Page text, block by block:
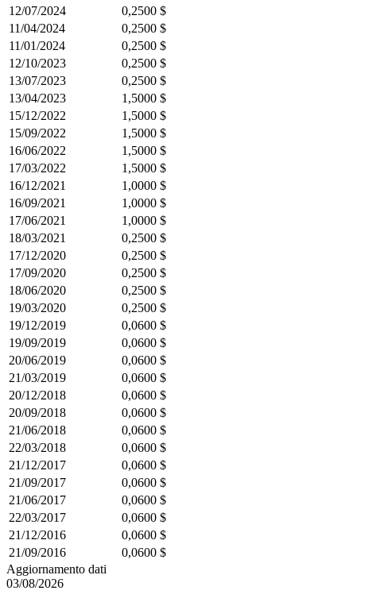
12/07/2024
0,2500 $
11/04/2024
0,2500 $
11/01/2024
0,2500 $
12/10/2023
0,2500 $
13/07/2023
0,2500 $
13/04/2023
1,5000 $
15/12/2022
1,5000 $
15/09/2022
1,5000 $
16/06/2022
1,5000 $
17/03/2022
1,5000 $
16/12/2021
1,0000 $
16/09/2021
1,0000 $
17/06/2021
1,0000 $
18/03/2021
0,2500 $
17/12/2020
0,2500 $
17/09/2020
0,2500 $
18/06/2020
0,2500 $
19/03/2020
0,2500 $
19/12/2019
0,0600 $
19/09/2019
0,0600 $
20/06/2019
0,0600 $
21/03/2019
0,0600 $
20/12/2018
0,0600 $
20/09/2018
0,0600 $
21/06/2018
0,0600 $
22/03/2018
0,0600 $
21/12/2017
0,0600 $
21/09/2017
0,0600 $
21/06/2017
0,0600 $
22/03/2017
0,0600 $
21/12/2016
0,0600 $
21/09/2016
0,0600 $
Aggiornamento dati
03/08/2026